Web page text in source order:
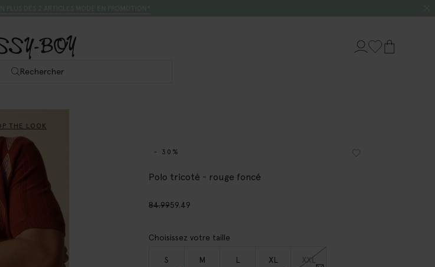
Rechercher
THE LOOK
- 30%
Polo tricoté - rouge foncé
84.9959.49
Choisissez votre taille
S M L XL XXL